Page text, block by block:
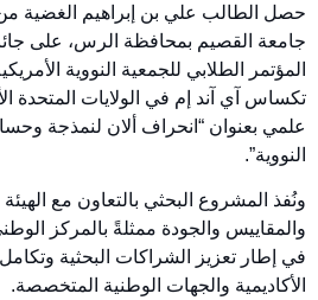
حصل الطالب علي بن إبراهيم الغضية
جامعة القصيم بمحافظة الرس، على
تكساس آي آند إم في الولايات المتحدة
علمي بعنوان “انحراف ألان لنمذجة
النووية”.
ونُفذ المشروع البحثي بالتعاون مع
والمقاييس والجودة ممثلةً بالمركز
في إطار تعزيز الشراكات البحثية
الأكاديمية والجهات الوطنية المتخصصة.